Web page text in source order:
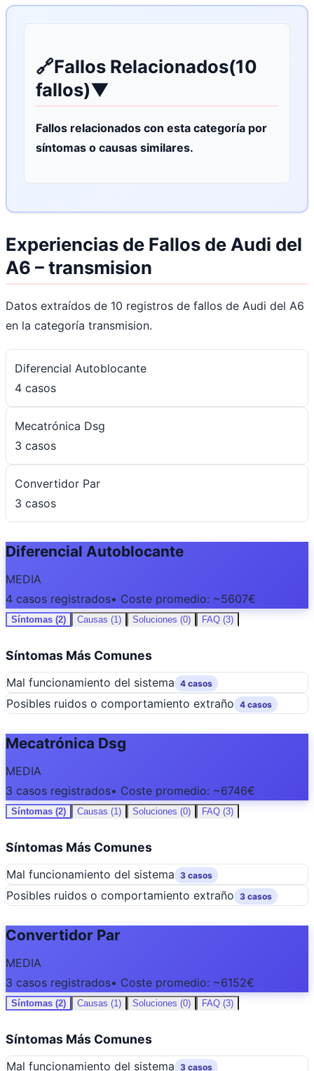
🔗Fallos Relacionados(10
fallos)▼
Fallos relacionados con esta categoría por
síntomas o causas similares.
Experiencias de Fallos de Audi del
A6 – transmision
Datos extraídos de 10 registros de fallos de Audi del A6
en la categoría transmision.
Diferencial Autoblocante
4 casos
Mecatrónica Dsg
3 casos
Convertidor Par
3 casos
Diferencial Autoblocante
MEDIA
4 casos registrados• Coste promedio: ~5607€
Síntomas (2) Causas (1) Soluciones (0) FAQ (3)
Síntomas Más Comunes
Mal funcionamiento del sistema 4 casos
Posibles ruidos o comportamiento extraño 4 casos
Mecatrónica Dsg
MEDIA
3 casos registrados• Coste promedio: ~6746€
Síntomas (2) Causas (1) Soluciones (0) FAQ (3)
Síntomas Más Comunes
Mal funcionamiento del sistema 3 casos
Posibles ruidos o comportamiento extraño 3 casos
Convertidor Par
MEDIA
3 casos registrados• Coste promedio: ~6152€
Síntomas (2) Causas (1) Soluciones (0) FAQ (3)
Síntomas Más Comunes
Mal funcionamiento del sistema 3 casos